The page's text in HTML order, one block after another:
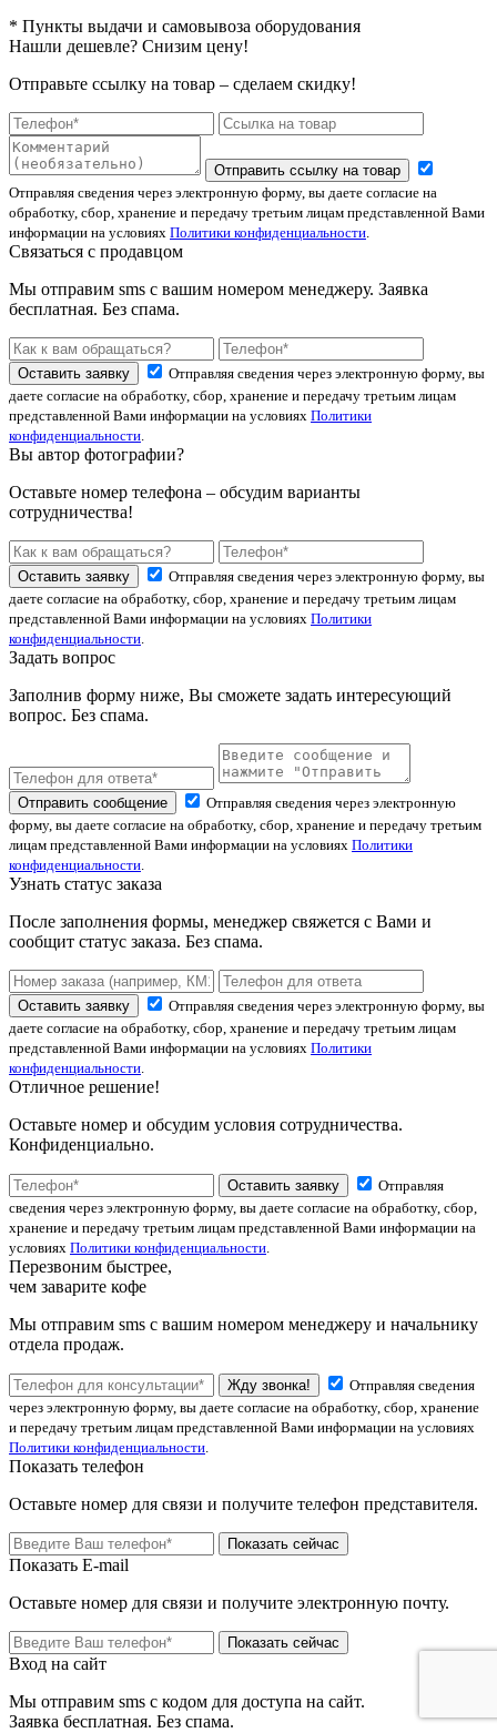
* Пункты выдачи и самовывоза оборудования
Нашли дешевле? Снизим цену!
Отправьте ссылку на товар – сделаем скидку!
Отправить ссылку на товар
Отправляя сведения через электронную форму, вы даете согласие на
обработку, сбор, хранение и передачу третьим лицам представленной Вами
информации на условиях Политики конфиденциальности.
Связаться с продавцом
Мы отправим sms с вашим номером менеджеру. Заявка
бесплатная. Без спама.
Оставить заявку
Отправляя сведения через электронную форму, вы
даете согласие на обработку, сбор, хранение и передачу третьим лицам
представленной Вами информации на условиях Политики
конфиденциальности.
Вы автор фотографии?
Оставьте номер телефона – обсудим варианты
сотрудничества!
Оставить заявку
Отправляя сведения через электронную форму, вы
даете согласие на обработку, сбор, хранение и передачу третьим лицам
представленной Вами информации на условиях Политики
конфиденциальности.
Задать вопрос
Заполнив форму ниже, Вы сможете задать интересующий
вопрос. Без спама.
Отправить сообщение
Отправляя сведения через электронную
форму, вы даете согласие на обработку, сбор, хранение и передачу третьим
лицам представленной Вами информации на условиях Политики
конфиденциальности.
Узнать статус заказа
После заполнения формы, менеджер свяжется с Вами и
сообщит статус заказа. Без спама.
Оставить заявку
Отправляя сведения через электронную форму, вы
даете согласие на обработку, сбор, хранение и передачу третьим лицам
представленной Вами информации на условиях Политики
конфиденциальности.
Отличное решение!
Оставьте номер и обсудим условия сотрудничества.
Конфиденциально.
Оставить заявку
Отправляя
сведения через электронную форму, вы даете согласие на обработку, сбор,
хранение и передачу третьим лицам представленной Вами информации на
условиях Политики конфиденциальности.
Перезвоним быстрее,
чем заварите кофе
Мы отправим sms с вашим номером менеджеру и начальнику
отдела продаж.
Жду звонка!
Отправляя сведения
через электронную форму, вы даете согласие на обработку, сбор, хранение
и передачу третьим лицам представленной Вами информации на условиях
Политики конфиденциальности.
Показать телефон
Оставьте номер для связи и получите телефон представителя.
Показать сейчас
Показать E-mail
Оставьте номер для связи и получите электронную почту.
Показать сейчас
Вход на сайт
Мы отправим sms с кодом для доступа на сайт.
Заявка бесплатная. Без спама.